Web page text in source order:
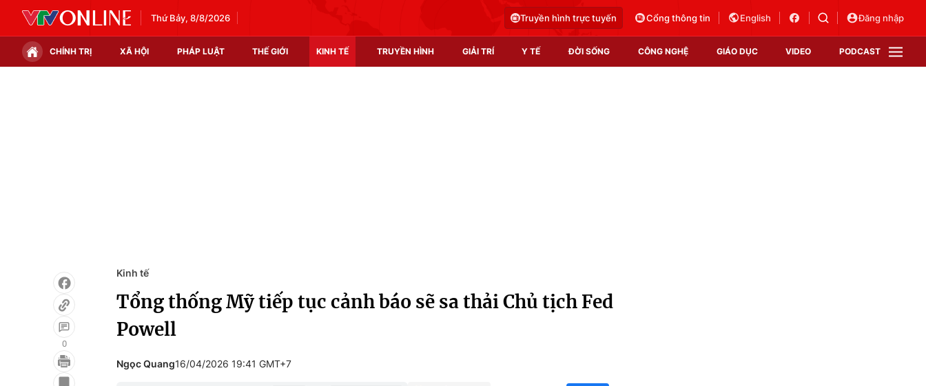
Thứ Bảy, 8/8/2026 Truyền hình trực tuyến Cổng thông tin English Đăng nhập
CHÍNH TRỊ XÃ HỘI PHÁP LUẬT THẾ GIỚI KINH TẾ TRUYỀN HÌNH GIẢI TRÍ Y TẾ ĐỜI SỐNG CÔNG NGHỆ GIÁO DỤC VIDEO PODCAST
Infographic
0
Kinh tế
Tổng thống Mỹ tiếp tục cảnh báo sẽ sa thải Chủ tịch Fed
Powell
Ngọc Quang16/04/2026 19:41 GMT+7